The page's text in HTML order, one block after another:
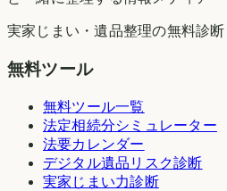
実家じまい・遺品整理の無料診
無料ツール
無料ツール一覧
法定相続分シミュレーター
法要カレンダー
デジタル遺品リスク診断
実家じまい力診断